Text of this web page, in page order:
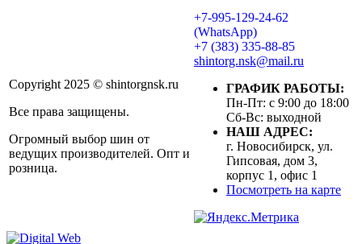
Copyright 2025 © shintorgnsk.ru
Все права защищены.
Огромный выбор шин от
ведущих производителей. Опт и
розница.
+7-995-129-24-62
(WhatsApp)
+7 (383) 335-88-85
shintorg.nsk@mail.ru
ГРАФИК РАБОТЫ:
Пн-Пт: с 9:00 до 18:00
Сб-Вс: выходной
НАШ АДРЕС:
г. Новосибирск, ул.
Гипсовая, дом 3,
корпус 1, офис 1
Посмотреть на карте